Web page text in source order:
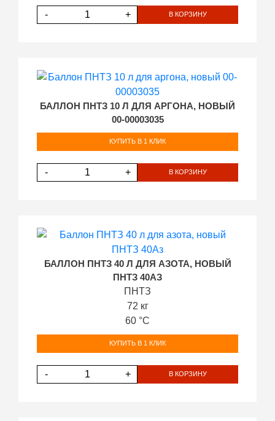
- + В КОРЗИНУ
БАЛЛОН ПНТЗ 10 Л ДЛЯ АРГОНА, НОВЫЙ
00-00003035
КУПИТЬ В 1 КЛИК
- + В КОРЗИНУ
БАЛЛОН ПНТЗ 40 Л ДЛЯ АЗОТА, НОВЫЙ
ПНТЗ 40АЗ
ПНТЗ
72 кг
60 °С
КУПИТЬ В 1 КЛИК
- + В КОРЗИНУ